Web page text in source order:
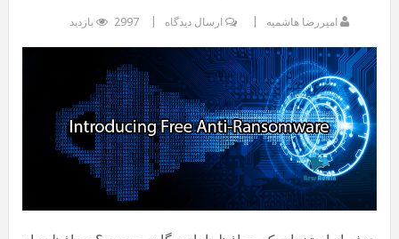
امیررضا هاشمیه ارسال دیدگاه 2997 بازدید